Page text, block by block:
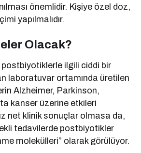
önemlidir. Kişiye özel doz,
yapılmalıdır.
Olacak?
postbiyotiklerle ilgili ciddi bir
laboratuvar ortamında üretilen
Alzheimer, Parkinson,
kanser üzerine etkileri
net klinik sonuçlar olmasa da,
tedavilerde postbiyotikler
molekülleri” olarak görülüyor.